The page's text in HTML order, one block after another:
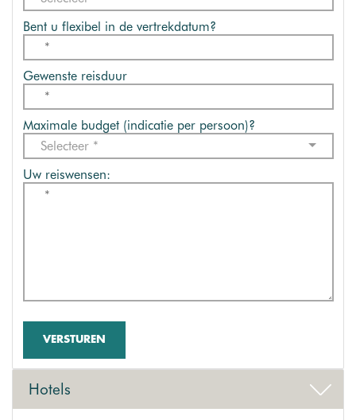
Bent u flexibel in de vertrekdatum?
Gewenste reisduur
Maximale budget (indicatie per persoon)?
Selecteer *
Uw reiswensen:
VERSTUREN
Hotels